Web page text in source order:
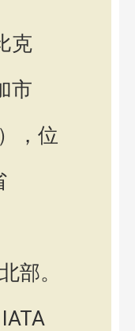
克
市
，位
部。